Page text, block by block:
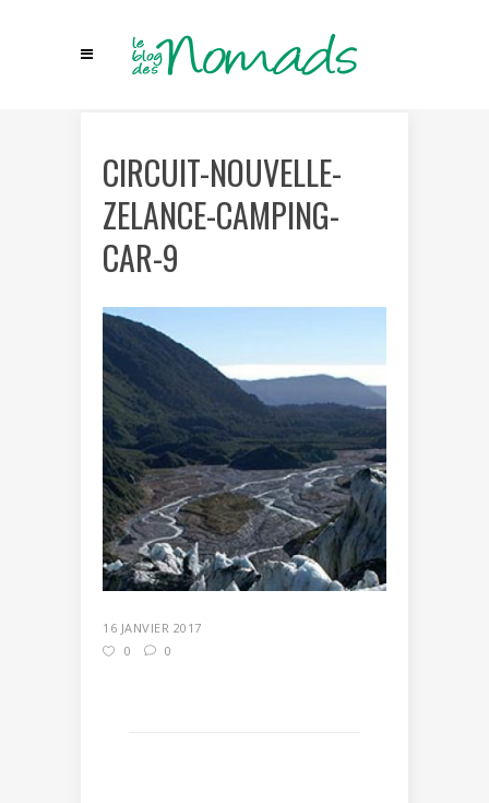
CIRCUIT-NOUVELLE-
ZELANCE-CAMPING-
CAR-9
16 JANVIER 2017
0
0